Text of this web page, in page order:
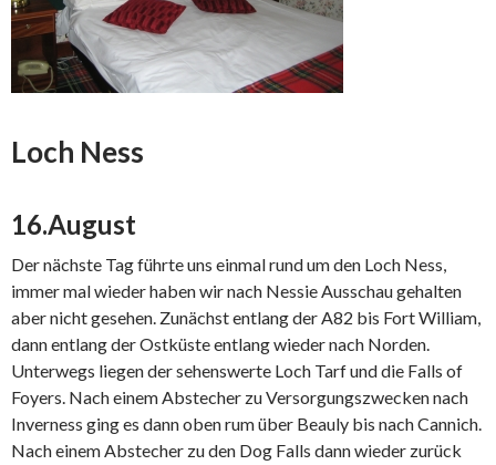
Loch Ness
16.August
Der nächste Tag führte uns einmal rund um den Loch Ness,
immer mal wieder haben wir nach Nessie Ausschau gehalten
aber nicht gesehen. Zunächst entlang der A82 bis Fort William,
dann entlang der Ostküste entlang wieder nach Norden.
Unterwegs liegen der sehenswerte Loch Tarf und die Falls of
Foyers. Nach einem Abstecher zu Versorgungszwecken nach
Inverness ging es dann oben rum über Beauly bis nach Cannich.
Nach einem Abstecher zu den Dog Falls dann wieder zurück